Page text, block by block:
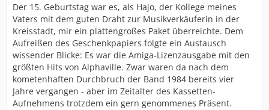
Der 15. Geburtstag war es, als Hajo, der Kollege meines
Vaters mit dem guten Draht zur Musikverkäuferin in der
Kreisstadt, mir ein plattengroßes Paket überreichte. Dem
Aufreißen des Geschenkpapiers folgte ein Austausch
wissender Blicke: Es war die Amiga-Lizenzausgabe mit den
größten Hits von Alphaville. Zwar waren da nach dem
kometenhaften Durchbruch der Band 1984 bereits vier
Jahre vergangen - aber im Zeitalter des Kassetten-
Aufnehmens trotzdem ein gern genommenes Präsent.